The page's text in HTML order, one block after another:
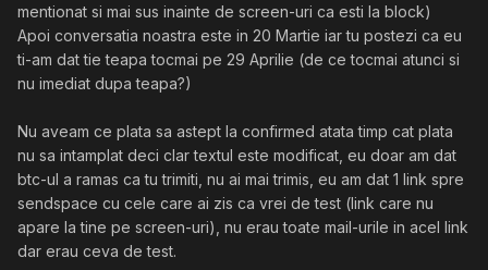
mentionat si mai sus inainte de screen-uri ca esti la block)
Apoi conversatia noastra este in 20 Martie iar tu postezi ca eu
ti-am dat tie teapa tocmai pe 29 Aprilie (de ce tocmai atunci si
nu imediat dupa teapa?)
Nu aveam ce plata sa astept la confirmed atata timp cat plata
nu sa intamplat deci clar textul este modificat, eu doar am dat
btc-ul a ramas ca tu trimiti, nu ai mai trimis, eu am dat 1 link spre
sendspace cu cele care ai zis ca vrei de test (link care nu
apare la tine pe screen-uri), nu erau toate mail-urile in acel link
dar erau ceva de test.